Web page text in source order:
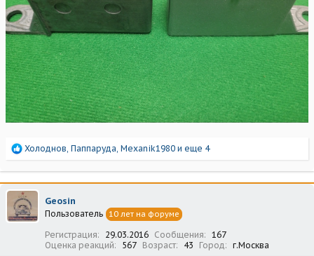
Р
а
к
ц
и
и
Холоднов, Паппаруда, Mexanik1980 и еще 4
Geosin
Пользователь 10 лет на форуме
Регистрация 29.03.2016 Сообщения
167
Оценка реакций
567 Возраст 43 Город г.Москва